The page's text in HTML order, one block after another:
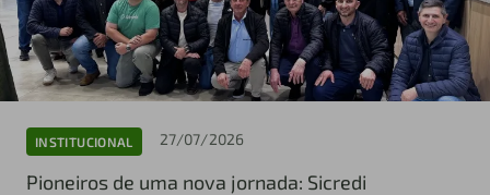
INSTITUCIONAL 27/07/2026
Pioneiros de uma nova jornada: Sicredi